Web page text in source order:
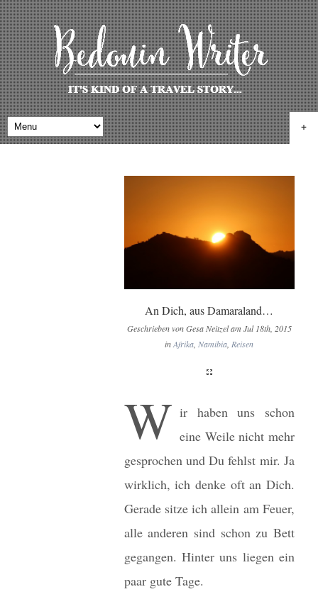
+
An Dich, aus Damaraland…
Geschrieben von Gesa Neitzel am Jul 18th, 2015
inAfrika Namibia Reisen
W ir haben uns schon
eine Weile nicht mehr
gesprochen und Du fehlst mir. Ja
wirklich, ich denke oft an Dich.
Gerade sitze ich allein am Feuer,
alle anderen sind schon zu Bett
gegangen. Hinter uns liegen ein
paar gute Tage.